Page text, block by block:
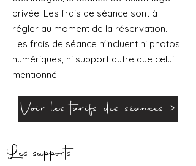
privée. Les frais de séance sont à
régler au moment de la réservation.
Les frais de séance n'incluent ni photos
numériques, ni support autre que celui
mentionné.
Voir les tarifs des séances >
Les supports